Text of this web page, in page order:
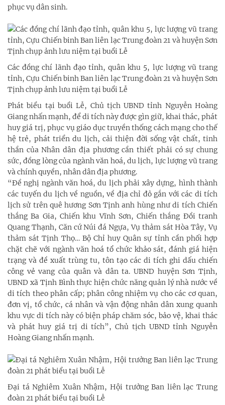
phục vụ dân sinh.
Các đồng chí lãnh đạo tỉnh, quân khu 5, lực lượng vũ trang
tỉnh, Cựu Chiến binh Ban liên lạc Trung đoàn 21 và huyện Sơn
Tịnh chụp ảnh lưu niệm tại buổi Lễ
Phát biểu tại buổi Lễ, Chủ tịch UBND tỉnh Nguyễn Hoàng
Giang nhấn mạnh, để di tích này được gìn giữ, khai thác, phát
huy giá trị, phục vụ giáo dục truyền thống cách mạng cho thế
hệ trẻ, phát triển du lịch, cải thiện đời sống vật chất, tinh
thần của Nhân dân địa phương cần thiết phải có sự chung
sức, đồng lòng của ngành văn hoá, du lịch, lực lượng vũ trang
và chính quyền, nhân dân địa phương.
“Đề nghị ngành văn hoá, du lịch phải xây dựng, hình thành
các tuyến du lịch về nguồn, về địa chỉ đỏ gắn với các di tích
lịch sử trên quê hương Sơn Tịnh anh hùng như di tích Chiến
thắng Ba Gia, Chiến khu Vĩnh Sơn, Chiến thắng Đồi tranh
Quang Thạnh, Căn cứ Núi đá Ngựa, Vụ thảm sát Hòa Tây, Vụ
thảm sát Tịnh Thọ… Bộ Chỉ huy Quân sự tỉnh cần phối hợp
chặt chẽ với ngành văn hoá tổ chức khảo sát, đánh giá hiện
trạng và đề xuất trùng tu, tôn tạo các di tích ghi dấu chiến
công vẻ vang của quân và dân ta. UBND huyện Sơn Tịnh,
UBND xã Tịnh Bình thực hiện chức năng quản lý nhà nước về
di tích theo phân cấp; phân công nhiệm vụ cho các cơ quan,
đơn vị, tổ chức, cá nhân và vận động nhân dân xung quanh
khu vực di tích này có biện pháp chăm sóc, bảo vệ, khai thác
và phát huy giá trị di tích”, Chủ tịch UBND tỉnh Nguyễn
Hoàng Giang nhấn mạnh.
Đại tá Nghiêm Xuân Nhậm, Hội trưởng Ban liên lạc Trung
đoàn 21 phát biểu tại buổi Lễ